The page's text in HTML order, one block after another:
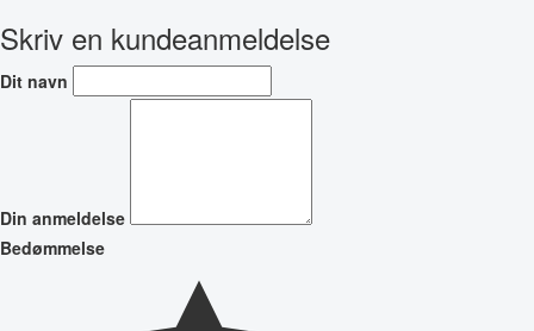
Skriv en kundeanmeldelse
Dit navn
Din anmeldelse
Bedømmelse